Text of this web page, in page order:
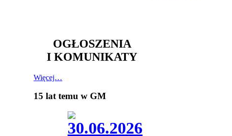
OGŁOSZENIA
I KOMUNIKATY
Więcej…
15 lat temu w GM